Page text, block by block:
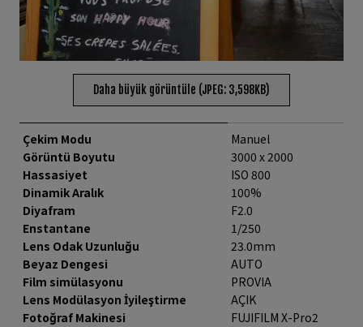
Daha büyük görüntüle (JPEG: 3,598KB)
Çekim Modu
Görüntü Boyutu
Hassasiyet
Dinamik Aralık
Diyafram
Enstantane
Lens Odak Uzunluğu
Beyaz Dengesi
Film simülasyonu
Lens Modülasyon İyileştirme
Fotoğraf Makinesi
Manuel
3000 x 2000
ISO 800
100%
F2.0
1/250
23.0mm
AUTO
PROVIA
AÇIK
FUJIFILM X-Pro2